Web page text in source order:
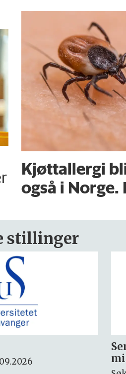
Kjøttallergi
også i
stillinger
innen
arktisk miljø